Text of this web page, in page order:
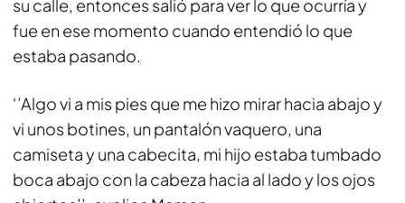
su calle, entonces salió para ver lo que ocurría y
fue en ese momento cuando entendió lo que
estaba pasando.
‘’Algo vi a mis pies que me hizo mirar hacia abajo y
vi unos botines, un pantalón vaquero, una
camiseta y una cabecita, mi hijo estaba tumbado
boca abajo con la cabeza hacia al lado y los ojos